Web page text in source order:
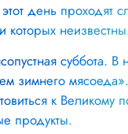
день проходят
которых
зимнего мясоеда».
к Великому
продукты.